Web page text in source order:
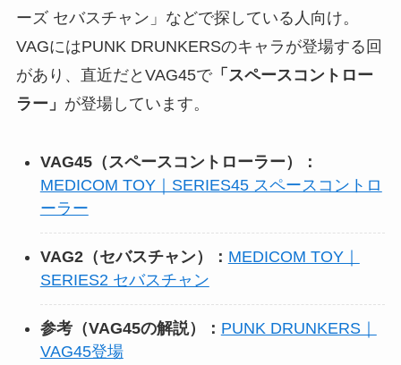
ーズ セバスチャン」などで探している人向け。
VAGにはPUNK DRUNKERSのキャラが登場する回
があり、直近だとVAG45で「スペースコントロー
ラー」 が登場しています。
VAG45（スペースコントローラー）：
MEDICOM TOY｜SERIES45 スペースコントロ
ーラー
VAG2（セバスチャン）： MEDICOM TOY｜
SERIES2 セバスチャン
参考（VAG45の解説）： PUNK DRUNKERS｜
VAG45登場